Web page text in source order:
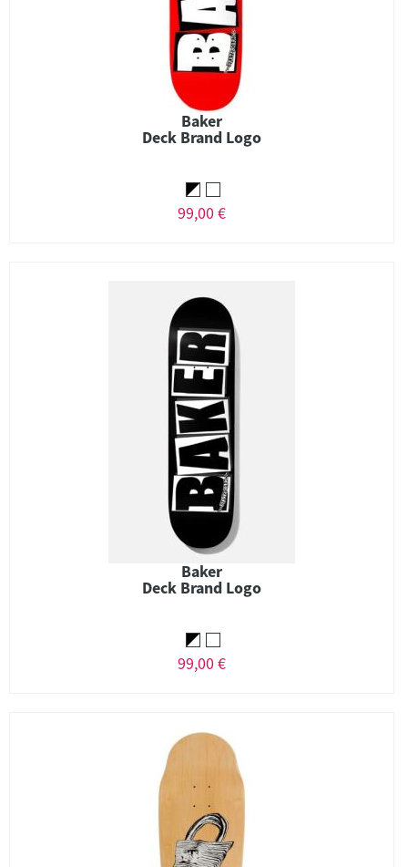
Baker
Deck Brand Logo
99,00 €
Baker
Deck Brand Logo
99,00 €